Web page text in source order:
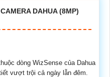
DAHUA (8MP)
dòng WizSense của Dahua
vượt trội cả ngày lẫn đêm.